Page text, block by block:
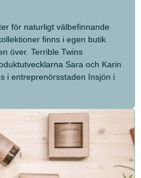
för naturligt välbefinnande
finns i egen butik
över. Terrible Twins
Sara och Karin
i entreprenörsstaden Insjön i